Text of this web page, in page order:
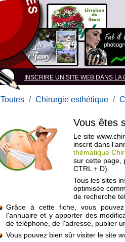
INSCRIRE UN SITE WEB DANS
Toutes / Chirurgie esthétique /
Vous êtes
Le site
inscrit dans
thématique
sur cette page,
CTRL + D).
Tous les sites
optimisée
de recherche
Grâce à cette fiche, vous
l'annuaire et y apporter des
de téléphone, de l'adresse, publier
Vous pouvez bien sûr visiter le site